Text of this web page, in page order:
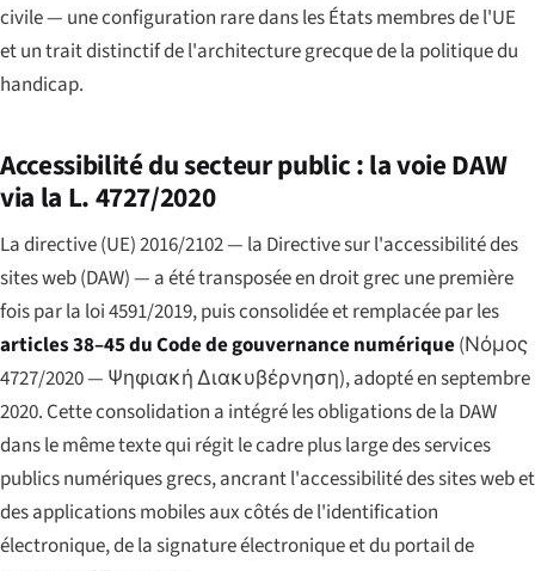
civile — une configuration rare dans les États membres de l'UE
et un trait distinctif de l'architecture grecque de la politique du
handicap.
Accessibilité du secteur public : la voie DAW
via la L. 4727/2020
La directive (UE) 2016/2102 — la Directive sur l'accessibilité des
sites web (DAW) — a été transposée en droit grec une première
fois par la loi 4591/2019, puis consolidée et remplacée par les
articles 38–45 du Code de gouvernance numérique(Νόμος
4727/2020 — Ψηφιακή Διακυβέρνηση), adopté en septembre
2020. Cette consolidation a intégré les obligations de la DAW
dans le même texte qui régit le cadre plus large des services
publics numériques grecs, ancrant l'accessibilité des sites web et
des applications mobiles aux côtés de l'identification
électronique, de la signature électronique et du portail de